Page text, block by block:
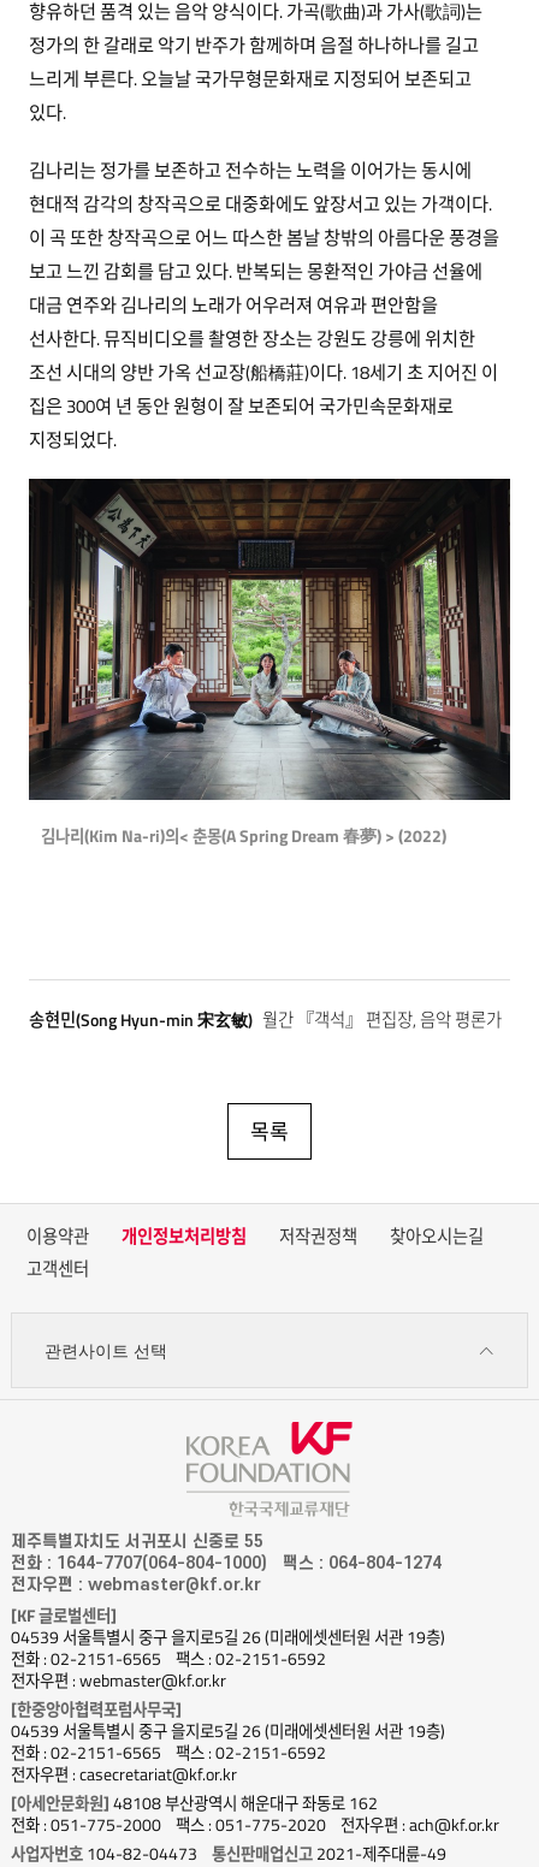
향유하던 품격 있는 음악 양식이다. 가곡(歌曲)과 가사(歌詞)는
정가의 한 갈래로 악기 반주가 함께하며 음절 하나하나를 길고
느리게 부른다. 오늘날 국가무형문화재로 지정되어 보존되고
있다.
김나리는 정가를 보존하고 전수하는 노력을 이어가는 동시에
현대적 감각의 창작곡으로 대중화에도 앞장서고 있는 가객이다.
이 곡 또한 창작곡으로 어느 따스한 봄날 창밖의 아름다운 풍경을
보고 느낀 감회를 담고 있다. 반복되는 몽환적인 가야금 선율에
대금 연주와 김나리의 노래가 어우러져 여유과 편안함을
선사한다. 뮤직비디오를 촬영한 장소는 강원도 강릉에 위치한
조선 시대의 양반 가옥 선교장(船橋莊)이다. 18세기 초 지어진 이
집은 300여 년 동안 원형이 잘 보존되어 국가민속문화재로
지정되었다.
김나리(Kim Na-ri)의< 춘몽(A Spring Dream 春夢) > (2022)
송현민(Song Hyun-min 宋玄敏) 월간 『객석』 편집장, 음악 평론가
목록
이용약관 개인정보처리방침 저작권정책
찾아오시는길
고객센터
관련사이트 선택
제주특별자치도 서귀포시 신중로 55
전화 : 1644-7707(064-804-1000)
팩스 : 064-804-1274
전자우편 : webmaster@kf.or.kr
[KF 글로벌센터]
04539 서울특별시 중구 을지로5길 26 (미래에셋센터원 서관 19층)
전화 : 02-2151-6565
팩스 : 02-2151-6592
전자우편 : webmaster@kf.or.kr
[한중앙아협력포럼사무국]
04539 서울특별시 중구 을지로5길 26 (미래에셋센터원 서관 19층)
전화 : 02-2151-6565
팩스 : 02-2151-6592
전자우편 : casecretariat@kf.or.kr
[아세안문화원] 48108 부산광역시 해운대구 좌동로 162
전화 : 051-775-2000
팩스 : 051-775-2020
전자우편 : ach@kf.or.kr
사업자번호104-82-04473 통신판매업신고2021-제주대륜-49